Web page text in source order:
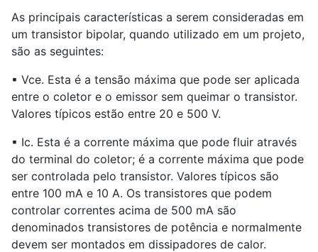
As principais características a serem consideradas em
um transistor bipolar, quando utilizado em um projeto,
são as seguintes:
▪ Vce. Esta é a tensão máxima que pode ser aplicada
entre o coletor e o emissor sem queimar o transistor.
Valores típicos estão entre 20 e 500 V.
▪ Ic. Esta é a corrente máxima que pode fluir através
do terminal do coletor; é a corrente máxima que pode
ser controlada pelo transistor. Valores típicos são
entre 100 mA e 10 A. Os transistores que podem
controlar correntes acima de 500 mA são
denominados transistores de potência e normalmente
devem ser montados em dissipadores de calor.